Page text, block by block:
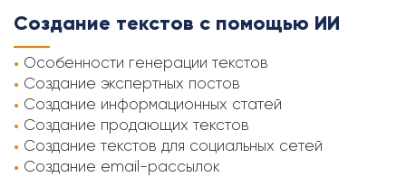
Создание текстов с помощью ИИ
Особенности генерации текстов
Создание экспертных постов
Создание информационных статей
Создание продающих текстов
Создание текстов для социальных сетей
Создание email-рассылок